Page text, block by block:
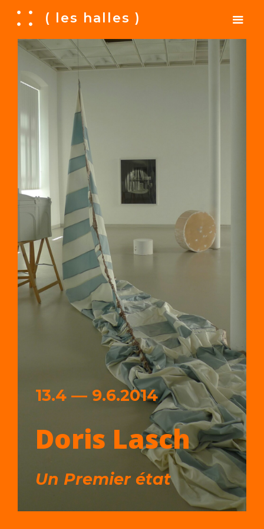
A ( les halles )
13.4 — 9.6.2014
Doris Lasch
Un Premier état